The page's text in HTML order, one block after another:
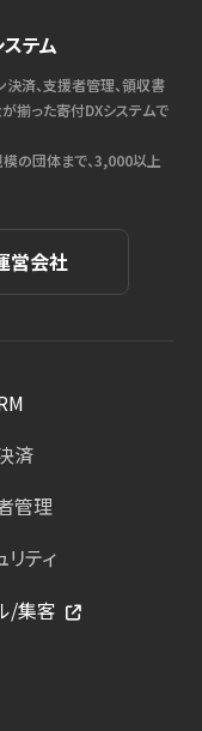
テム
決済、支援者管理、領収書
揃った寄付DXシステムで
の団体まで、3,000以上
営会社
済
管理
リティ
/集客